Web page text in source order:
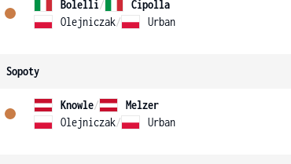
Bolelli/
Cipolla
Olejniczak/ Urban
Sopoty
Knowle/
Melzer
Olejniczak/ Urban